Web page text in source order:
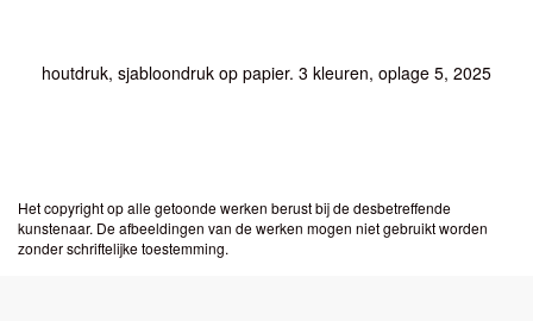
houtdruk, sjabloondruk op papier. 3 kleuren, oplage 5, 2025
Het copyright op alle getoonde werken berust bij de desbetreffende
kunstenaar. De afbeeldingen van de werken mogen niet gebruikt worden
zonder schriftelijke toestemming.